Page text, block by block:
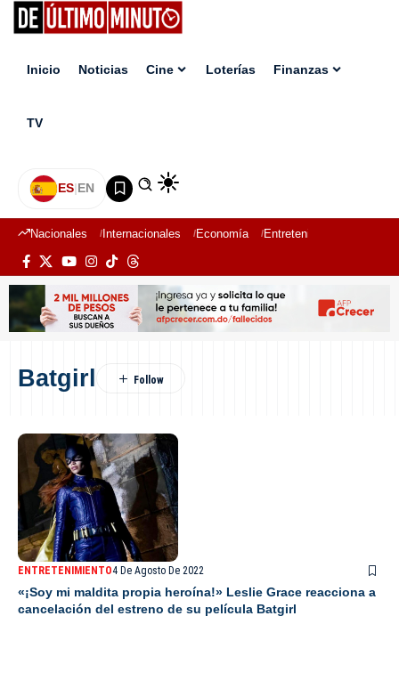
Inicio Noticias Cine Loterías Finanzas
TV
ES|EN
Nacionales Internacionales Economía Entretenimiento
Batgirl
ENTRETENIMIENTO4 De Agosto De 2022
«¡Soy mi maldita propia heroína!» Leslie Grace reacciona a
cancelación del estreno de su película Batgirl